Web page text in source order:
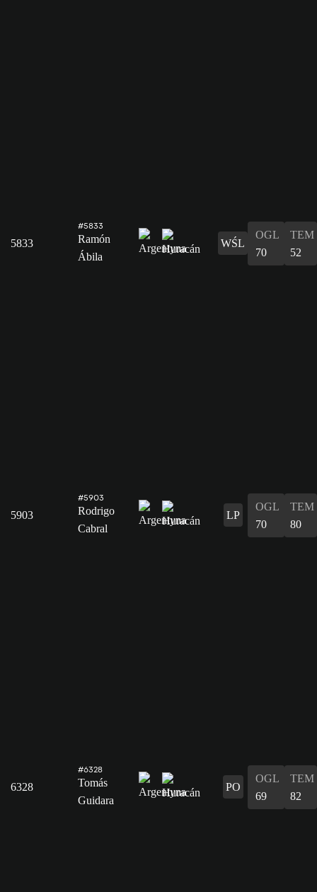
5833
#5833
Ramón
Ábila
WŚL
OGL
70
TEM
52
5903
#5903
Rodrigo
Cabral
LP
OGL
70
TEM
80
6328
#6328
Tomás
Guidara
PO
OGL
69
TEM
82